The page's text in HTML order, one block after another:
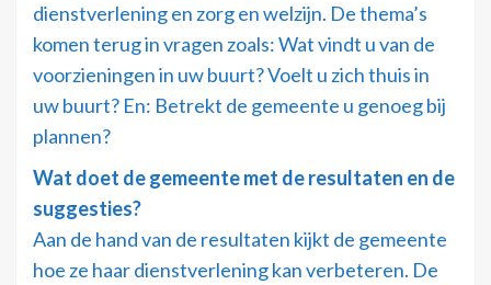
dienstverlening en zorg en welzijn. De thema’s
komen terug in vragen zoals: Wat vindt u van de
voorzieningen in uw buurt? Voelt u zich thuis in
uw buurt? En: Betrekt de gemeente u genoeg bij
plannen?
Wat doet de gemeente met de resultaten en de
suggesties?
Aan de hand van de resultaten kijkt de gemeente
hoe ze haar dienstverlening kan verbeteren. De